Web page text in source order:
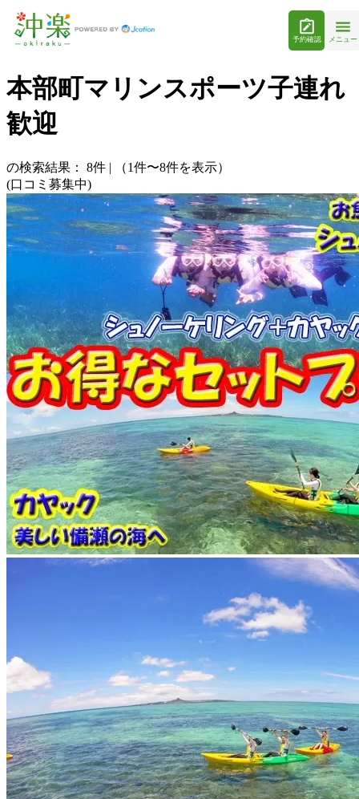
予約確認 メニュー
本部町マリンスポーツ子連れ
歓迎
の検索結果： 8件 |
（1件〜8件を表示）
(口コミ募集中)